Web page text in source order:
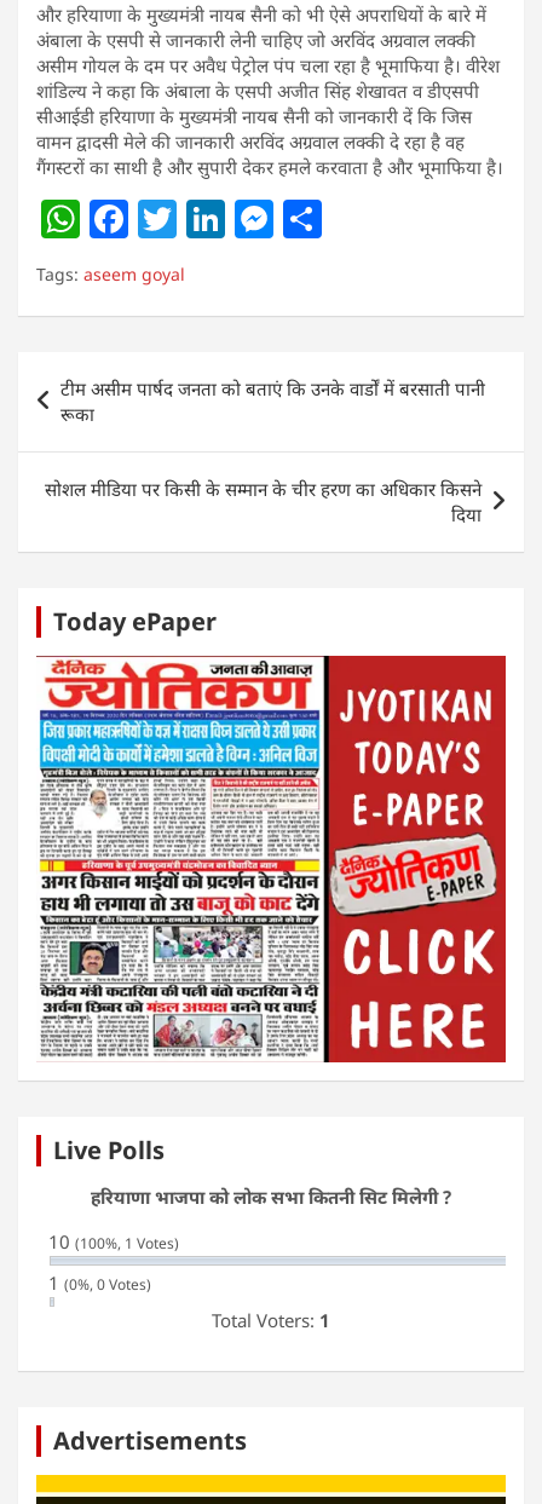
और हरियाणा के मुख्यमंत्री नायब सैनी को भी ऐसे अपराधियों के बारे में
अंबाला के एसपी से जानकारी लेनी चाहिए जो अरविंद अग्रवाल लक्की
असीम गोयल के दम पर अवैध पेट्रोल पंप चला रहा है भूमाफिया है। वीरेश
शांडिल्य ने कहा कि अंबाला के एसपी अजीत सिंह शेखावत व डीएसपी
सीआईडी हरियाणा के मुख्यमंत्री नायब सैनी को जानकारी दें कि जिस
वामन द्वादसी मेले की जानकारी अरविंद अग्रवाल लक्की दे रहा है वह
गैंगस्टरों का साथी है और सुपारी देकर हमले करवाता है और भूमाफिया है।
W
h
at
s
A
p
p
F
a
c
e
b
o
o
k
T
w
itt
er
Li
e
dI
n
M
e
n
g
er
e
Tags: aseem goyal
Post
navigation
टीम असीम पार्षद जनता को बताएं कि उनके वार्डों में बरसाती पानी
रूका
सोशल मीडिया पर किसी के सम्मान के चीर हरण का अधिकार किसने
दिया
Today ePaper
Live Polls
हरियाणा भाजपा को लोक सभा कितनी सिट मिलेगी ?
10 (100%, 1 Votes)
1 (0%, 0 Votes)
Total Voters: 1
Advertisements